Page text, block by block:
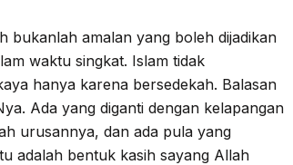
bukanlah amalan yang boleh dijadikan
waktu singkat. Islam tidak
hanya karena bersedekah. Balasan
Ada yang diganti dengan kelapangan
urusannya, dan ada pula yang
adalah bentuk kasih sayang Allah